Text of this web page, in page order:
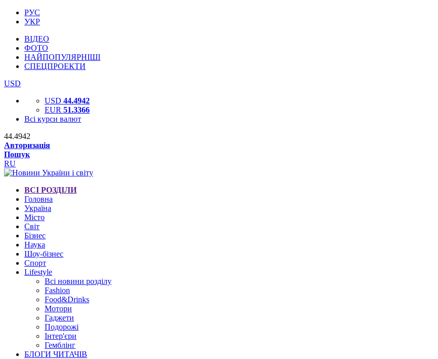
РУС
УКР
ВІДЕО
ФОТО
НАЙПОПУЛЯРНІШІ
СПЕЦПРОЕКТИ
USD
USD 44.4942
EUR 51.3366
Всі курси валют
44.4942
Авторизація
Пошук
RU
ВСІ РОЗДІЛИ
Головна
Україна
Місто
Світ
Бізнес
Наука
Шоу-бізнес
Спорт
Lifestyle
Всі новини розділу
Fashion
Food&Drinks
Мотори
Гаджети
Подорожі
Інтер'єри
Гемблінг
БЛОГИ ЧИТАЧІВ